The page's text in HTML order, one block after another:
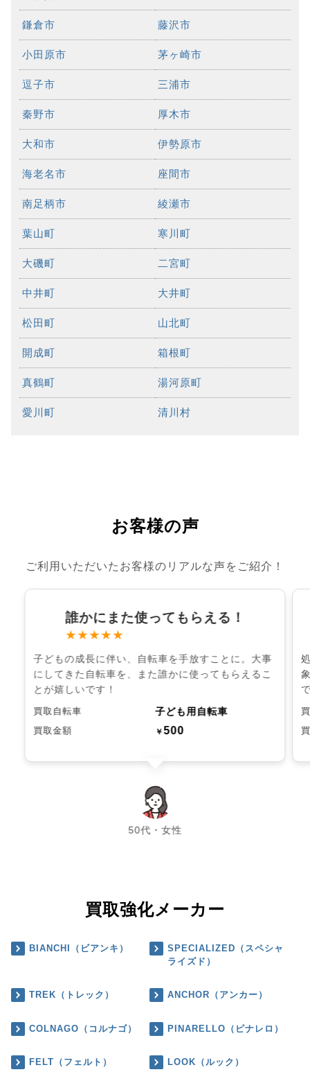
鎌倉市 藤沢市
小田原市 茅ヶ崎市
逗子市 三浦市
秦野市 厚木市
大和市 伊勢原市
海老名市 座間市
南足柄市 綾瀬市
葉山町 寒川町
大磯町 二宮町
中井町 大井町
松田町 山北町
開成町 箱根町
真鶴町 湯河原町
愛川町 清川村
お客様の声
ご利用いただいたお客様のリアルな声をご紹介！
誰かにまた使ってもらえる！
★★★★★
子どもの成長に伴い、自転車を手放すことに。大事
にしてきた自転車を、また誰かに使ってもらえるこ
とが嬉しいです！
買取自転車 子ども用自転車
買取金額 ￥500
50代・女性
chevron_left chevron_right
買取強化メーカー
BIANCHI（ビアンキ）
SPECIALIZED（スペシャ
ライズド）
TREK（トレック） ANCHOR（アンカー）
COLNAGO（コルナゴ） PINARELLO（ピナレロ）
FELT（フェルト） LOOK（ルック）